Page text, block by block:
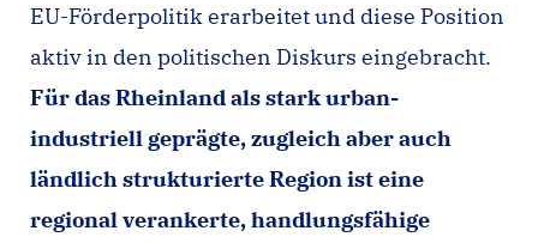
EU-Förderpolitik erarbeitet und diese Position
aktiv in den politischen Diskurs eingebracht.
Für das Rheinland als stark urban-
industriell geprägte, zugleich aber auch
ländlich strukturierte Region ist eine
regional verankerte, handlungsfähige